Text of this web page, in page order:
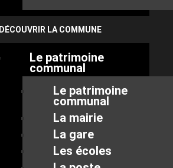
DÉCOUVRIR LA COMMUNE
Le patrimoine
communal
Le patrimoine
communal
La mairie
La gare
Les écoles